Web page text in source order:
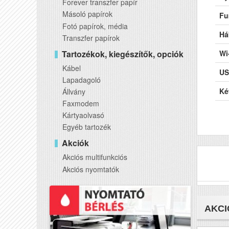
Forever transzfer papír
Másoló papírok
Fotó papírok, média
Transzfer papírok
Tartozékok, kiegészítők, opciók
Kábel
Lapadagoló
Állvány
Faxmodem
Kártyaolvasó
Egyéb tartozék
Akciók
Akciós multifunkciós
Akciós nyomtatók